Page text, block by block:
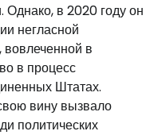
в 2020 году он
негласной
вовлеченной в
в процесс
Штатах.
вину вызвало
политических